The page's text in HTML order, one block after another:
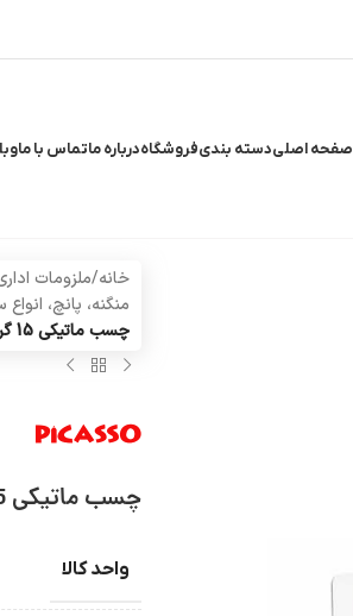
صفحه اصلیدسته بندیفروشگاهدرباره ماتماس با ما
خانه/ملزومات
منگنه، پانچ،
چسب ماتیکی 15 گرم پیکاسو | Picasso
چسب ماتیکی 15 گرم پیکاسو | Picasso
واحد کالا